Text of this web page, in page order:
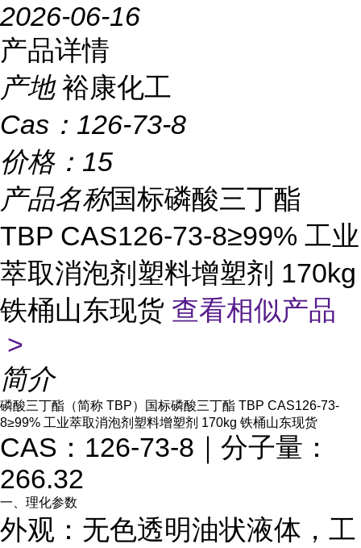
2026-06-16
产品详情
产地 裕康化工
Cas： 126-73-8
价格： 15
产品名称国标磷酸三丁酯
TBP CAS126-73-8≥99% 工业
萃取消泡剂塑料增塑剂 170kg
铁桶山东现货 查看相似产品
>
简介
磷酸三丁酯（简称 TBP）国标磷酸三丁酯 TBP CAS126-73-
8≥99% 工业萃取消泡剂塑料增塑剂 170kg 铁桶山东现货
CAS：126-73-8｜分子量：
266.32
一、理化参数
外观： 无色透明油状液体，工